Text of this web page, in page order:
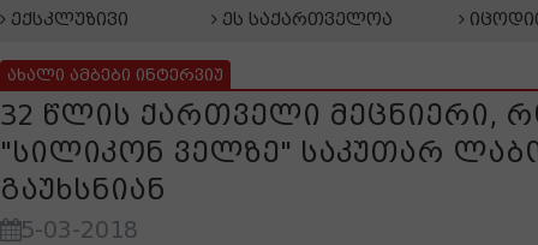
ექსკლუზივი
ეს საქართველოა
ახალი ამბები ინტერვიუ
32 წლის ქართველი მეცნიერი,
"სილიკონ ველზე" საკუთარ
გაუხსნიან
5-03-2018